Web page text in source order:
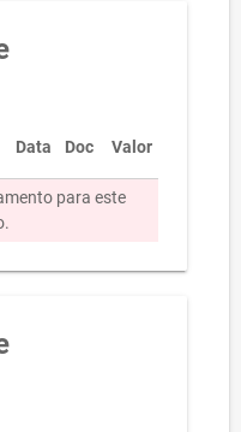
Data Doc Valor
para este